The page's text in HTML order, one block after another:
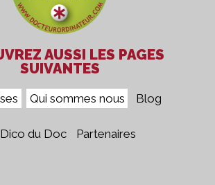
AUSSI LES PAGES
SUIVANTES
Qui sommes nous Blog
du Doc Partenaires